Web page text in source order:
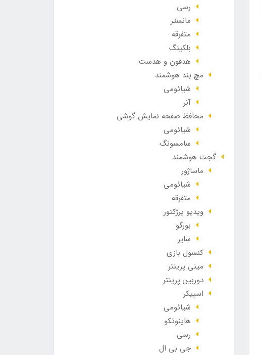
رسی
مانستر
متفرقه
بلکینگ
هدفون و هدست
مچ بند هوشمند
شیائومی
آنر
محافظ صفحه نمایش گوشی
شیائومی
سامسونگ
گجت هوشمند
ماساژور
شیائومی
متفرقه
ویدیو پرژکتور
بورگو
سایر
کنسول بازی
مینی پرینتر
دوربین پرینتر
اسپیکر
شیائومی
هاینوتکو
رسی
جی بی ال